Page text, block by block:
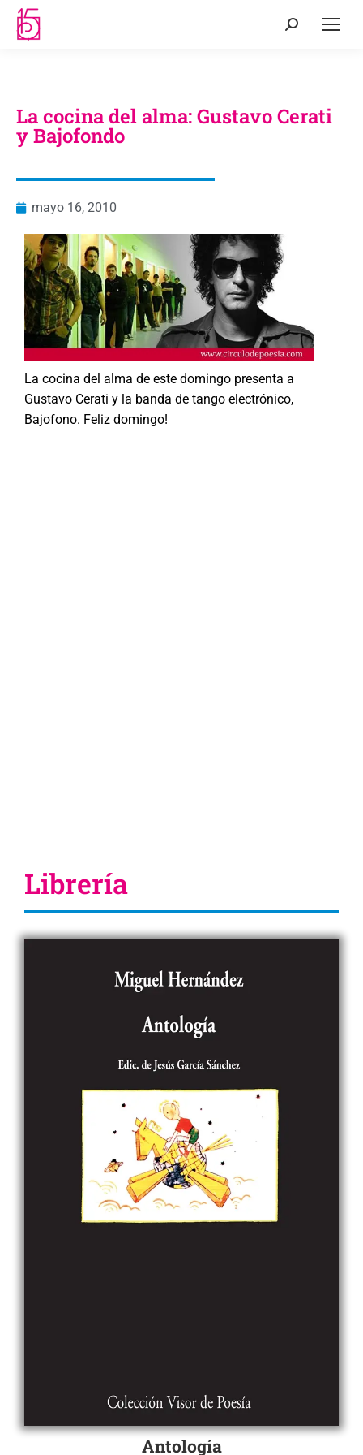
La cocina del alma: Gustavo Cerati
y Bajofondo
mayo 16, 2010
La cocina del alma de este domingo presenta a
Gustavo Cerati y la banda de tango electrónico,
Bajofono. Feliz domingo!
Librería
Antología